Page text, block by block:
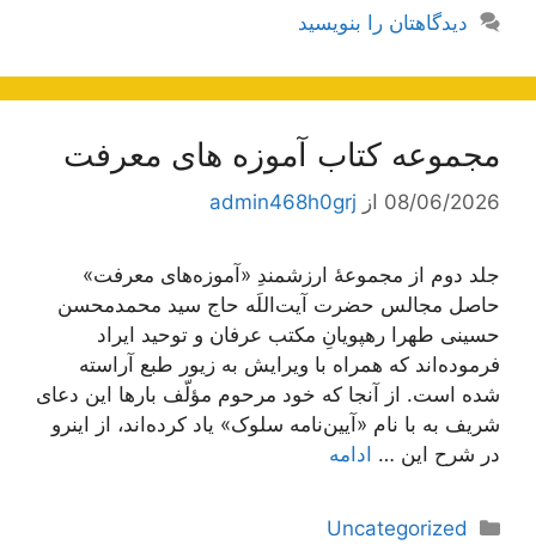
دیدگاهتان را بنویسید
مجموعه کتاب آموزه های معرفت
08/06/2026 از admin468h0grj
جلد دوم از مجموعۀ ارزشمندِ «آموزه‌های معرفت»
حاصل مجالس حضرت آیت‌اللَه حاج سید محمدمحسن
حسینی طهرا رهپویانِ مکتب عرفان و توحید ایراد
فرموده‌اند که همراه با ویرایش به زیور طبع آراسته
شده است. از آنجا که خود مرحوم مؤلّف بارها این دعای
شریف به با نام «آیین‌نامه سلوک» یاد کرده‌اند، از اینرو
در شرح این … ادامه
دسته‌ها
Uncategorized